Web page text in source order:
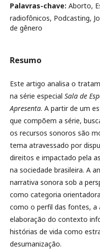
Palavras-chave: Aborto,
radiofônicos, Podcasting,
de gênero
Resumo
Este artigo analisa o
na série especial Sala de
Apresenta. A partir de um
que compõem a série,
os recursos sonoros são
tema atravessado por
direitos e impactado pela
na sociedade brasileira. A
narrativa sonora sob a
como categoria
como o perfil das fontes, a
elaboração do contexto
histórias de vida como
desumanização.